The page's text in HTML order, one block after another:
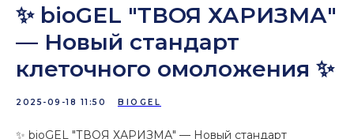
✨ bioGEL "ТВОЯ ХАРИЗМА"
— Новый стандарт
клеточного омоложения ✨
2025-09-18 11:50 BIOGEL
✨ bioGEL "ТВОЯ ХАРИЗМА" — Новый стандарт